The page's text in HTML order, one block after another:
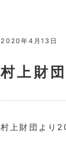
2020年4月13日
村上財
村上財団より